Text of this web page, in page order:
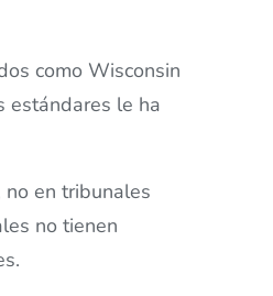
como Wisconsin
le ha
en tribunales
no tienen